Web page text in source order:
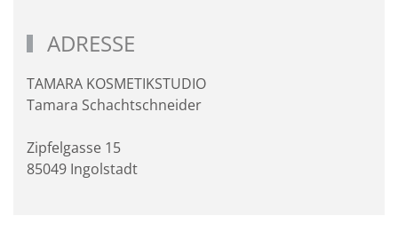
ADRESSE
TAMARA KOSMETIKSTUDIO
Tamara Schachtschneider
Zipfelgasse 15
85049 Ingolstadt